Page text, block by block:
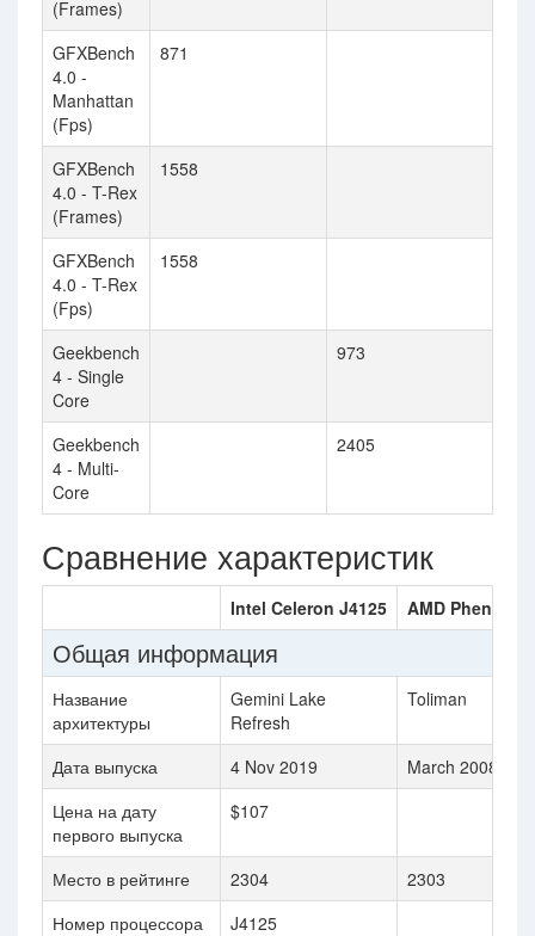
(Frames)
GFXBench
4.0 -
Manhattan
(Fps)
871
GFXBench
4.0 - T-Rex
(Frames)
1558
GFXBench
4.0 - T-Rex
(Fps)
1558
Geekbench
4 - Single
Core
973
Geekbench
4 - Multi-
Core
2405
Сравнение характеристик
Intel Celeron J4125 AMD Phenom
Общая информация
Название
архитектуры
Gemini Lake
Refresh
Toliman
Дата выпуска 4 Nov 2019
March 2008
Цена на дату
первого выпуска
$107
Место в рейтинге 2304
2303
Номер процессора
J4125